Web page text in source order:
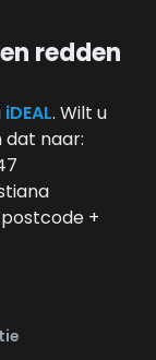
redden
iDEAL. Wilt u
dat naar:
+